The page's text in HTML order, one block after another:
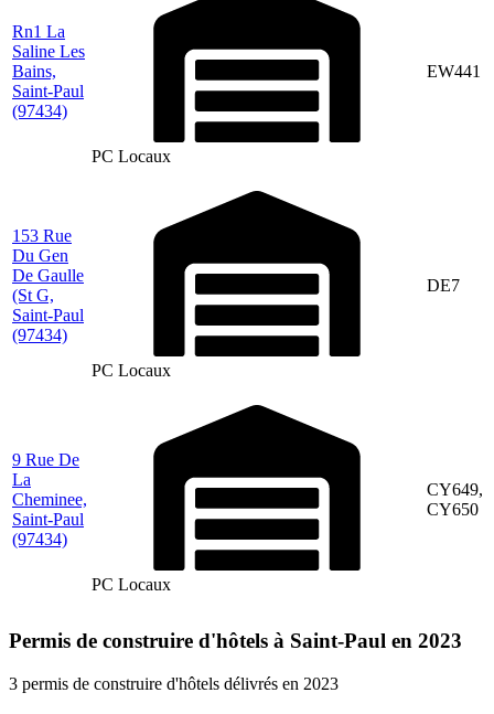
Rn1 La
Saline Les
Bains,
Saint-Paul
(97434)
PC Locaux
EW441
153 Rue
Du Gen
De Gaulle
(St G,
Saint-Paul
(97434)
PC Locaux
DE7
9 Rue De
La
Cheminee,
Saint-Paul
(97434)
PC Locaux
CY649,
CY650
Permis de construire d'hôtels à Saint-Paul en 2023
3 permis de construire d'hôtels délivrés en 2023